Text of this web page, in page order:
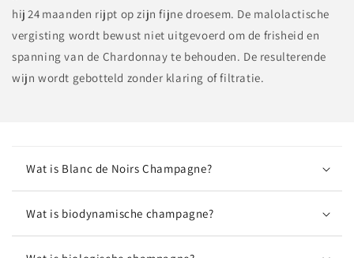
hij 24 maanden rijpt op zijn fijne droesem. De malolactische
vergisting wordt bewust niet uitgevoerd om de frisheid en
spanning van de Chardonnay te behouden. De resulterende
wijn wordt gebotteld zonder klaring of filtratie.
Wat is Blanc de Noirs Champagne?
Wat is biodynamische champagne?